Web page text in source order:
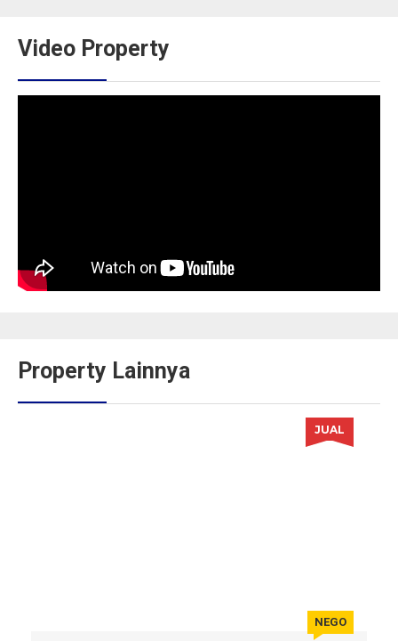
Video Property
Property Lainnya
JUAL
NEGO